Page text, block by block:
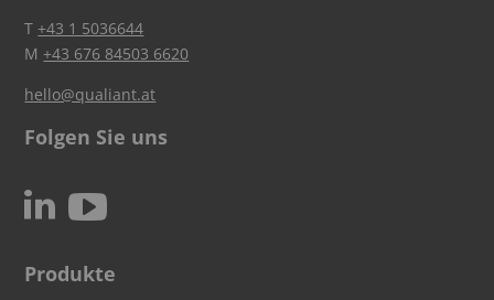
T+43 1 5036644
M+43 676 84503 6620
hello@qualiant.at
Folgen Sie uns
N c
Produkte